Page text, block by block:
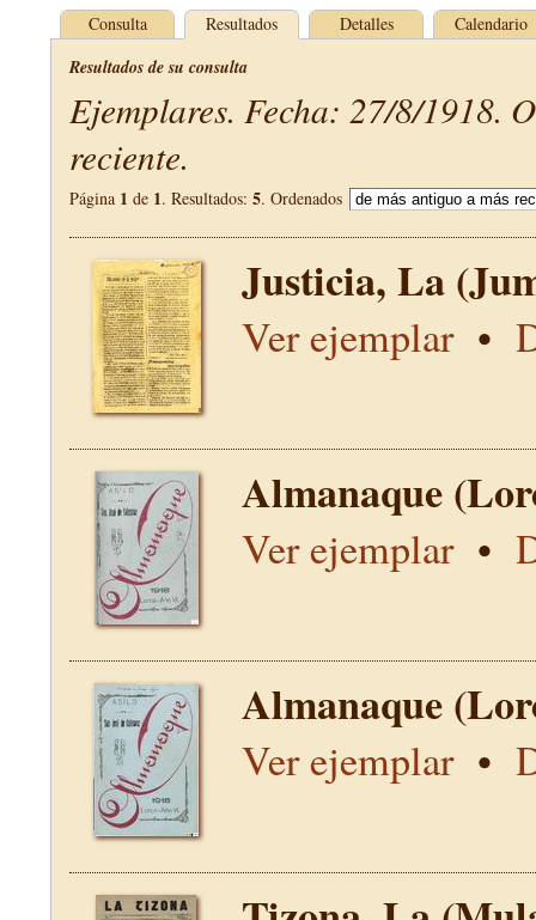
Consulta Resultados Detalles Calendario
Resultados de su consulta
Ejemplares. Fecha: 27/8/1918.
reciente.
Página 1 de 1. Resultados: 5. Ordenados
Justicia, La
Ver ejemplar•
Almanaque
Ver ejemplar•
Almanaque
Ver ejemplar•